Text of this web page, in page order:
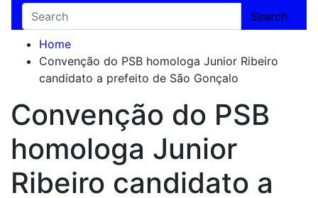
Search
Home
Convenção do PSB homologa Junior Ribeiro
candidato a prefeito de São Gonçalo
Convenção do PSB
homologa Junior
Ribeiro candidato a